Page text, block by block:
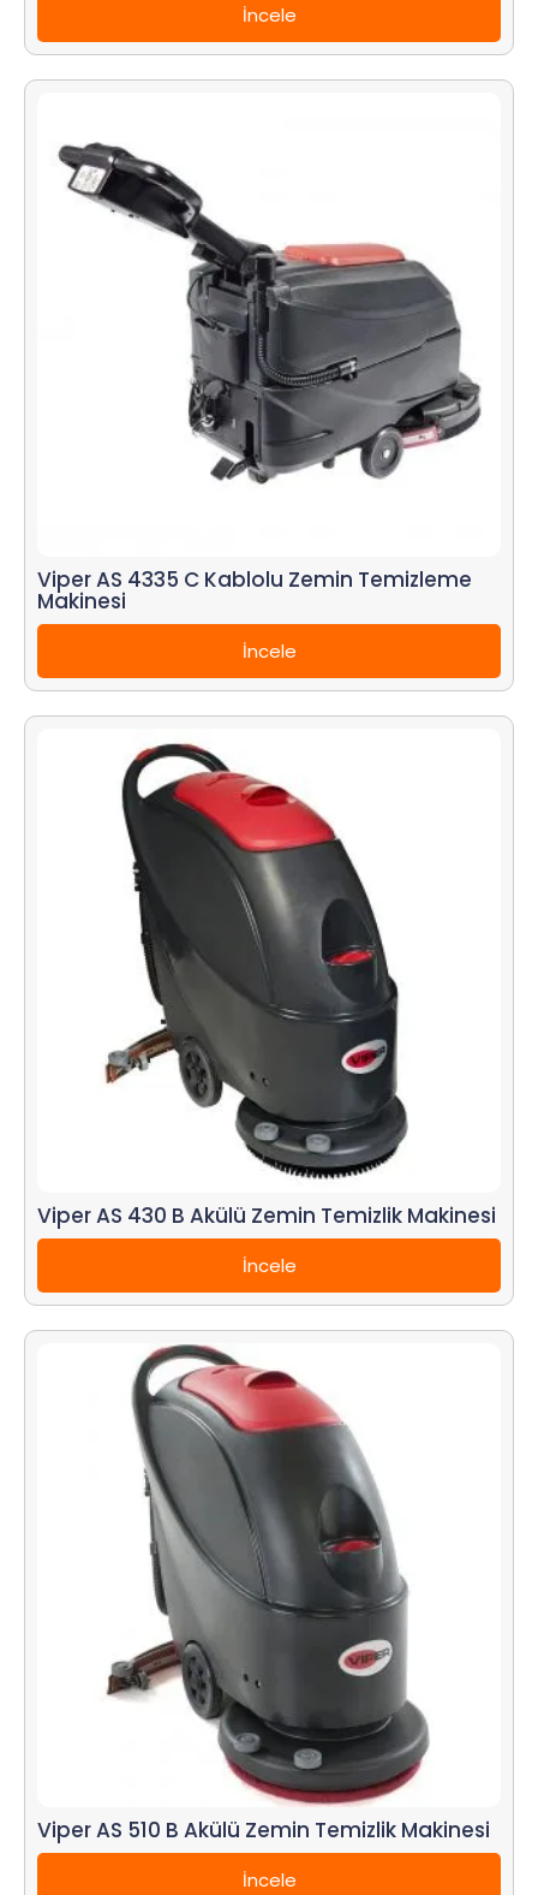
İncele
Viper AS 4335 C Kablolu Zemin Temizleme
Makinesi
İncele
Viper AS 430 B Akülü Zemin Temizlik Makinesi
İncele
Viper AS 510 B Akülü Zemin Temizlik Makinesi
İncele